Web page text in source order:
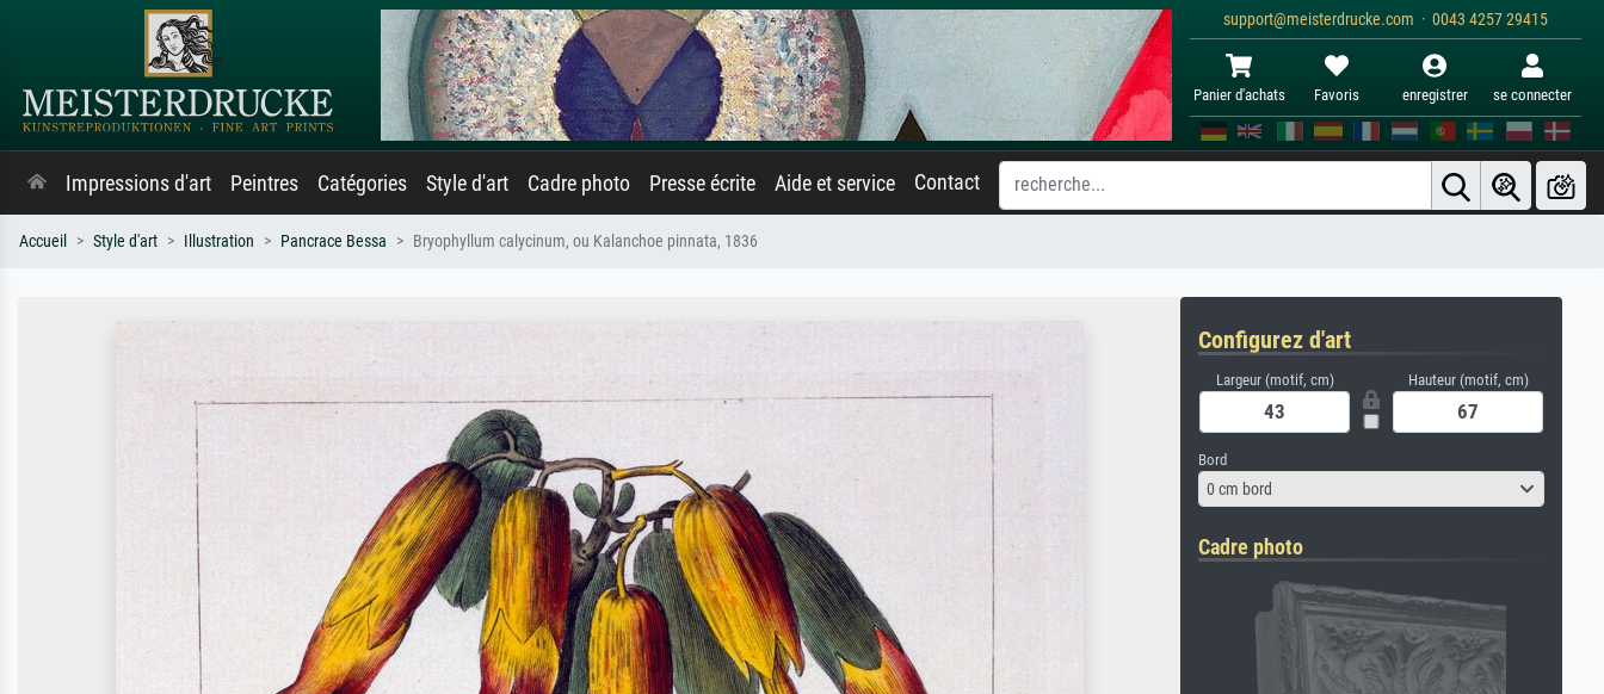
support@meisterdrucke.com · 0043 4257 29415
Panier d'achats Favoris enregistrer se connecter
Impressions d'art Peintres Catégories Style d'art Cadre photo Presse écrite Aide et service Contact
Accueil Style d'art Illustration Pancrace Bessa Bryophyllum calycinum, ou Kalanchoe pinnata, 1836
Configurez d'art
Largeur (motif, cm) Hauteur (motif, cm)
Bord
0 cm bord
Cadre photo